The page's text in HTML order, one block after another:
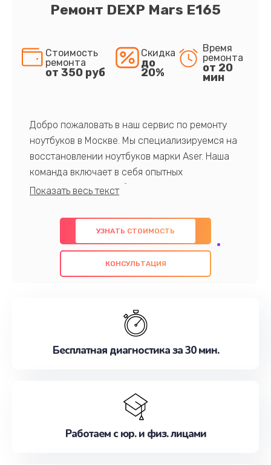
Ремонт DEXP Mars E165
Стоимость
ремонта
от 350 руб
Скидка
до
20%
Время
ремонта
от 20
мин
Добро пожаловать в наш сервис по ремонту
ноутбуков в Москве. Мы специализируемся на
восстановлении ноутбуков марки Aser. Наша
команда включает в себя опытных
профессионалов с обширными знаниями и
предлагаем быстрый и качественный ремонт с
использованием оригинальных компонентов, а
также гарантируем качество всех
проведенных работ. Наша цель - предоставить
наилучшим образом. Не медлите записаться на
УЗНАТЬ СТОИМОСТЬ
КОНСУЛЬТАЦИЯ
Бесплатная диагностика за 30 мин.
Работаем с юр. и физ. лицами